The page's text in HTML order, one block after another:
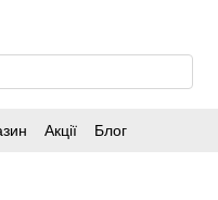
Акції
Блог